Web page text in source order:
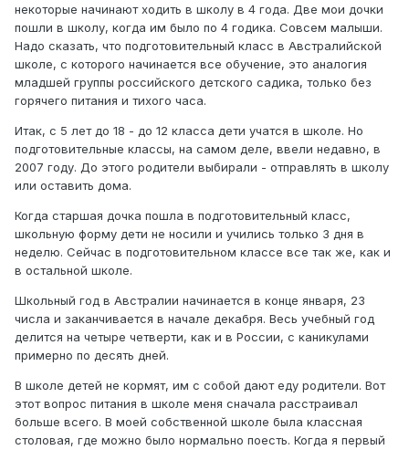
некоторые начинают ходить в школу в 4 года. Две мои дочки
пошли в школу, когда им было по 4 годика. Совсем малыши.
Надо сказать, что подготовительный класс в Австралийской
школе, с которого начинается все обучение, это аналогия
младшей группы российского детского садика, только без
горячего питания и тихого часа.
Итак, с 5 лет до 18 - до 12 класса дети учатся в школе. Но
подготовительные классы, на самом деле, ввели недавно, в
2007 году. До этого родители выбирали - отправлять в школу
или оставить дома.
Когда старшая дочка пошла в подготовительный класс,
школьную форму дети не носили и учились только 3 дня в
неделю. Сейчас в подготовительном классе все так же, как и
в остальной школе.
Школьный год в Австралии начинается в конце января, 23
числа и заканчивается в начале декабря. Весь учебный год
делится на четыре четверти, как и в России, с каникулами
примерно по десять дней.
В школе детей не кормят, им с собой дают еду родители. Вот
этот вопрос питания в школе меня сначала расстраивал
больше всего. В моей собственной школе была классная
столовая, где можно было нормально поесть. Когда я первый